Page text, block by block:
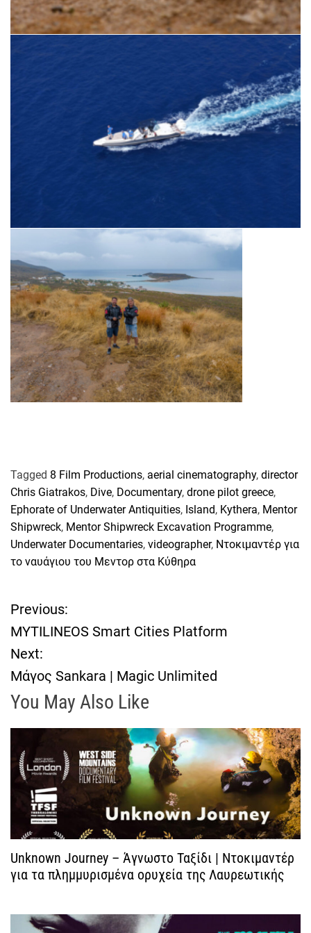
Tagged 8 Film Productions, aerial cinematography, director
Chris Giatrakos, Dive, Documentary, drone pilot greece,
Ephorate of Underwater Antiquities, Island, Kythera, Mentor
Shipwreck, Mentor Shipwreck Excavation Programme,
Underwater Documentaries, videographer, Ντοκιμαντέρ για
το ναυάγιου του Μεντορ στα Κύθηρα
Π
λ
ο
ή
η
σ
η
ά
ρ
Previous:
MYTILINEOS Smart Cities Platform
Next:
Μάγος Sankara | Magic Unlimited
You May Also Like
Unknown Journey – Άγνωστο Ταξίδι | Ντοκιμαντέρ
για τα πλημμυρισμένα ορυχεία της Λαυρεωτικής